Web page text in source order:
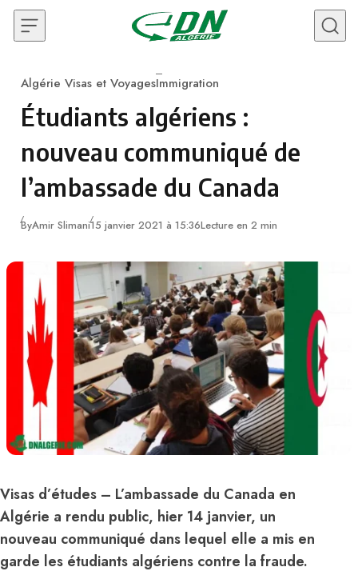
Skip to content
Category
Algérie Visas et VoyagesImmigration
Étudiants algériens :
nouveau communiqué de
l’ambassade du Canada
ByAmir Slimani15 janvier 2021 à 15:36Lecture en 2 min
Visas d’études – L’ambassade du Canada en
Algérie a rendu public, hier 14 janvier, un
nouveau communiqué dans lequel elle a mis en
garde les étudiants algériens contre la fraude.